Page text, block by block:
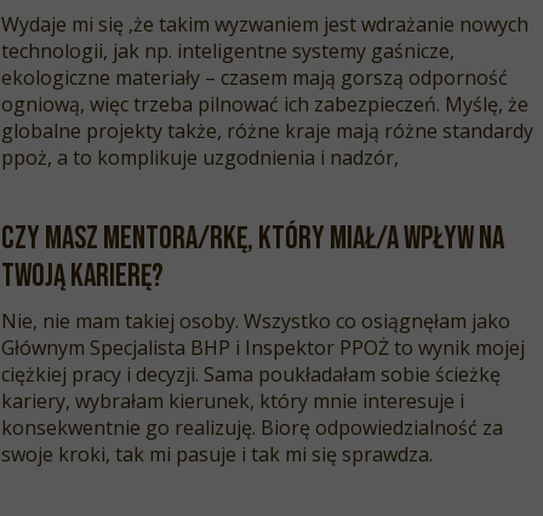
Wydaje mi się ,że takim wyzwaniem jest wdrażanie nowych
technologii, jak np. inteligentne systemy gaśnicze,
ekologiczne materiały – czasem mają gorszą odporność
ogniową, więc trzeba pilnować ich zabezpieczeń. Myślę, że
globalne projekty także, różne kraje mają różne standardy
ppoż, a to komplikuje uzgodnienia i nadzór,
Czy masz mentora/RKĘ, który miał/A wpływ na
Twoją karierę?
Nie, nie mam takiej osoby. Wszystko co osiągnęłam jako
Głównym Specjalista BHP i Inspektor PPOŻ to wynik mojej
ciężkiej pracy i decyzji. Sama poukładałam sobie ścieżkę
kariery, wybrałam kierunek, który mnie interesuje i
konsekwentnie go realizuję. Biorę odpowiedzialność za
swoje kroki, tak mi pasuje i tak mi się sprawdza.